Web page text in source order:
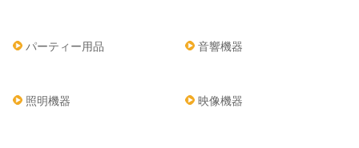
パーティー用品 音響機器
照明機器 映像機器